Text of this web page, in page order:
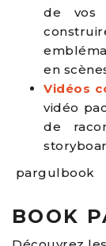
de vos
en
Vidéos
vidéo
de
pargulbook
BOOK